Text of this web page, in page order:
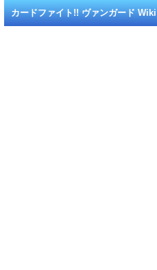
カードファイト!! ヴァンガード Wiki